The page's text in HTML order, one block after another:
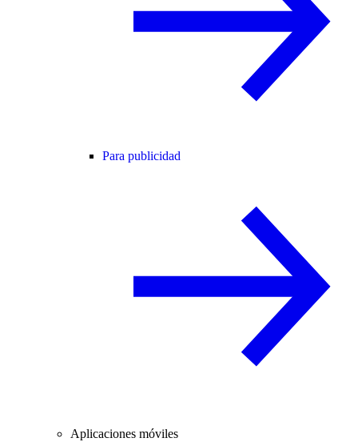
Para publicidad
Aplicaciones móviles